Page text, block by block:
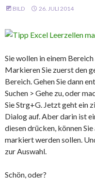
BILD 26. JULI 2014
Sie wollen in einem
Markieren Sie zuerst den
Bereich. Gehen Sie dann
Suchen > Gehe zu, oder
Sie Strg+G. Jetzt geht ein
Dialog auf. Aber darin ist
diesen drücken, können
markiert werden sollen.
zur Auswahl.
Schön, oder?